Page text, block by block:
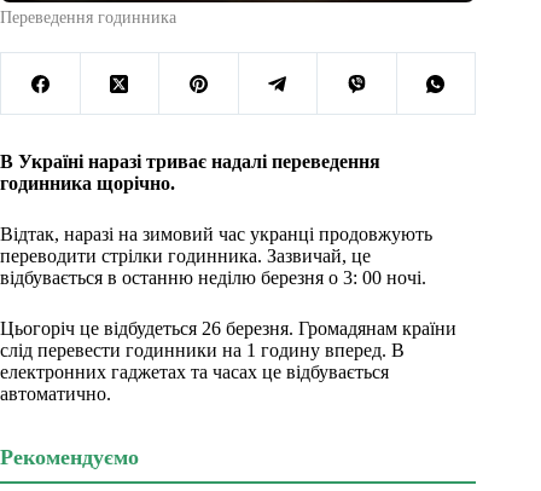
Переведення годинника
В Україні наразі триває надалі переведення
годинника щорічно.
Відтак, наразі на зимовий час укранці продовжують
переводити стрілки годинника. Зазвичай, це
відбувається в останню неділю березня о 3: 00 ночі.
Цьогоріч це відбудеться 26 березня. Громадянам країни
слід перевести годинники на 1 годину вперед. В
електронних гаджетах та часах це відбувається
автоматично.
Рекомендуємо